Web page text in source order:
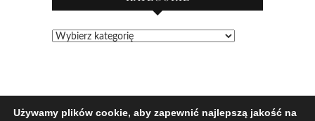
Kategorie
Używamy plików cookie, aby zapewnić najlepszą jakość na